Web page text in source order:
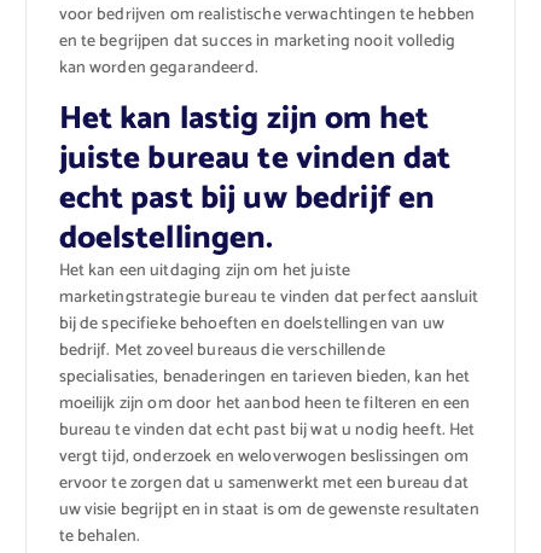
voor bedrijven om realistische verwachtingen te hebben
en te begrijpen dat succes in marketing nooit volledig
kan worden gegarandeerd.
Het kan lastig zijn om het
juiste bureau te vinden dat
echt past bij uw bedrijf en
doelstellingen.
Het kan een uitdaging zijn om het juiste
marketingstrategie bureau te vinden dat perfect aansluit
bij de specifieke behoeften en doelstellingen van uw
bedrijf. Met zoveel bureaus die verschillende
specialisaties, benaderingen en tarieven bieden, kan het
moeilijk zijn om door het aanbod heen te filteren en een
bureau te vinden dat echt past bij wat u nodig heeft. Het
vergt tijd, onderzoek en weloverwogen beslissingen om
ervoor te zorgen dat u samenwerkt met een bureau dat
uw visie begrijpt en in staat is om de gewenste resultaten
te behalen.